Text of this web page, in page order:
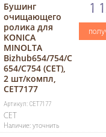
Бушинг
очищающего
ролика для
KONICA
MINOLTA
Bizhub654/754/C
654/C754 (CET),
2 шт/компл,
CET7177
Артикул: CET7177
CET
Наличие: уточнить
1